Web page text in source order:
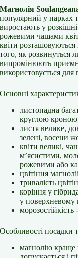
Магнолія
популярний у парках
виростають у
рожевими чашами
квіти розташовуються
того, як розвинуться
випромінюють
використовується для
Основні
листопадна
круглою
листя велике,
зелені, восени
квіти великі,
м’ясистими,
рожевими або
цвітіння
тривалість
коріння у
у поверхневому
морозостійкість
Особливості посадки
магнолію краще